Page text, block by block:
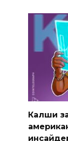
Калши